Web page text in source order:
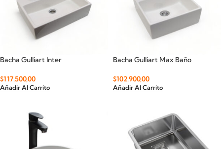
Bacha Gulliart Inter
$117.500,00
Añadir Al Carrito
Bacha Gulliart Max Baño
$102.900,00
Añadir Al Carrito